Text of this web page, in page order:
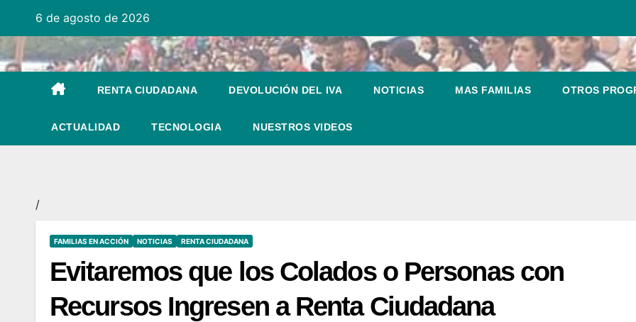
contenido
6 de agosto de 2026
RENTA CIUDADANA DEVOLUCIÓN DEL IVA NOTICIAS MAS FAMILIAS OTROS
ACTUALIDAD TECNOLOGIA NUESTROS VIDEOS
/
FAMILIAS EN ACCIÓN NOTICIAS RENTA CIUDADANA
Evitaremos que los Colados o Personas con
Recursos Ingresen a Renta Ciudadana